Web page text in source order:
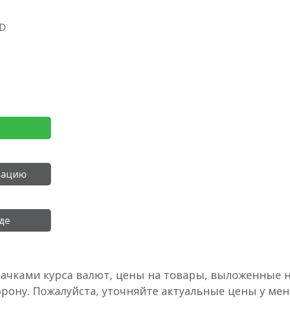
курса валют, цены на товары, выложенные
Пожалуйста, уточняйте актуальные цены у